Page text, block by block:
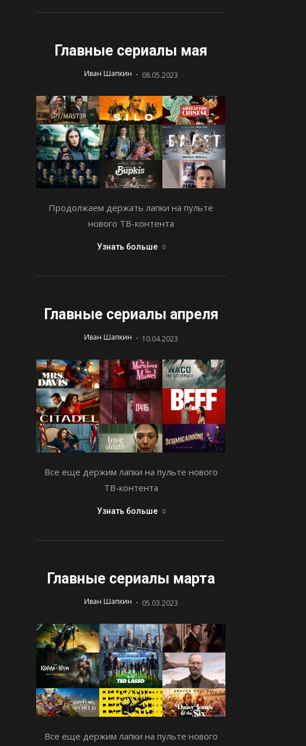
Главные сериалы мая
Иван Шапкин - 08.05.2023
Продолжаем держать лапки на пульте
нового ТВ-контента
Узнать больше
Главные сериалы апреля
Иван Шапкин - 10.04.2023
Все еще держим лапки на пульте нового
ТВ-контента
Узнать больше
Главные сериалы марта
Иван Шапкин - 05.03.2023
Все еще держим лапки на пульте нового